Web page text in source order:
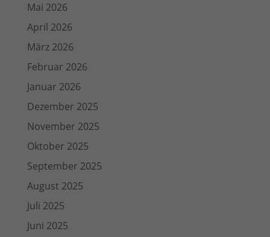
Mai 2026
April 2026
März 2026
Februar 2026
Januar 2026
Dezember 2025
November 2025
Oktober 2025
September 2025
August 2025
Juli 2025
Juni 2025